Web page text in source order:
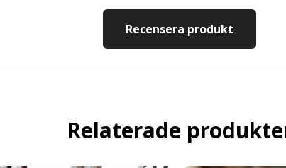
Recensera produkt
Relaterade